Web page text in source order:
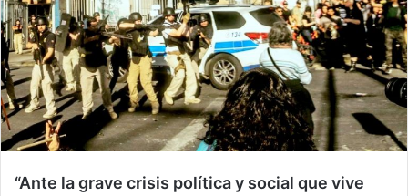
“Ante la grave crisis política y social que vive